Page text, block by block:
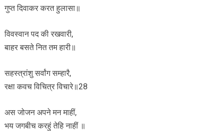
गुप्त दिवाकर करत हुलासा॥
विवस्वान पद की रखवारी,
बाहर बसते नित तम हारी॥
सहस्त्रांशु सर्वांग सम्हारै,
रक्षा कवच विचित्र विचारे॥28
अस जोजन अपने मन माहीं,
भय जगबीच करहुं तेहि नाहीं ॥